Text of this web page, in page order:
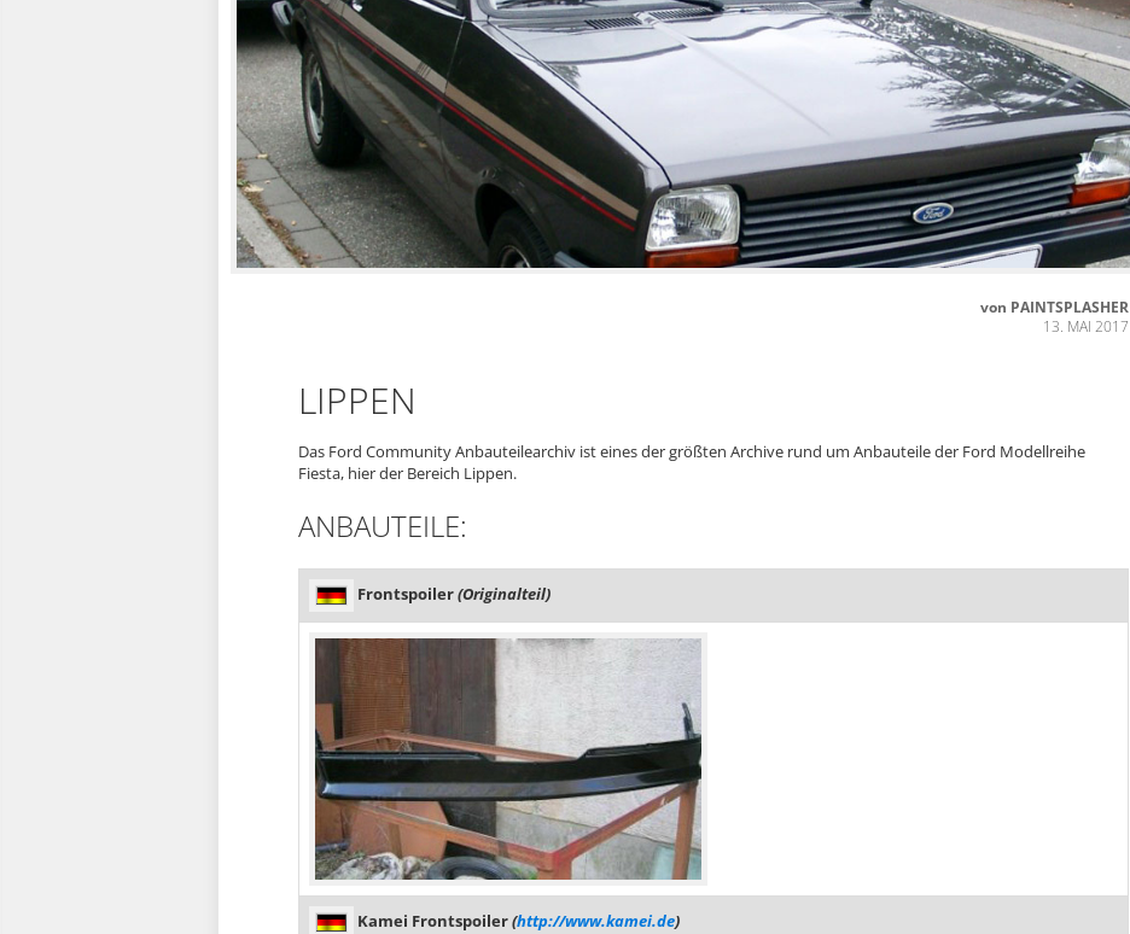
von PAINTSPLASHER
13. MAI 2017
LIPPEN
Das Ford Community Anbauteilearchiv ist eines der größten Archive rund um Anbauteile der Ford Modellreihe
Fiesta, hier der Bereich Lippen.
ANBAUTEILE:
Frontspoiler(Originalteil)
Kamei Frontspoiler(http://www.kamei.de)